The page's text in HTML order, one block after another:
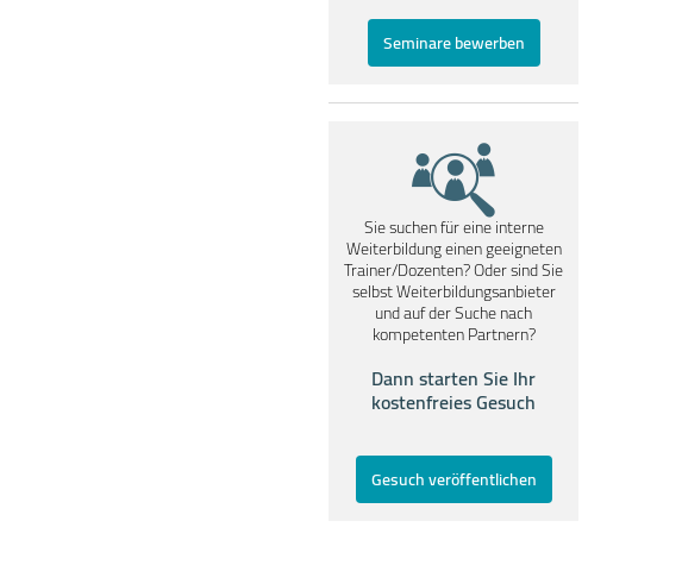
Seminare bewerben
Sie suchen für eine interne
Weiterbildung einen geeigneten
Trainer/Dozenten? Oder sind Sie
selbst Weiterbildungsanbieter
und auf der Suche nach
kompetenten Partnern?
Dann starten Sie Ihr
kostenfreies Gesuch
Gesuch veröffentlichen